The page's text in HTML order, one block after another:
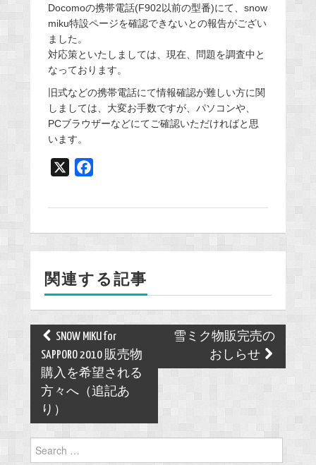
Docomoの携帯電話(F902以前の型番)にて、snow
miku特設ページを確認できないとの報告がござい
ました。
対応策といたしましては、現在、問題を調査中と
なっております。
旧式などの携帯電話にて情報確認が難しい方に関
しましては、大変お手数ですが、パソコンや、
PCブラウザーなどにてご確認いただければと思
います。
o
k
関連する記事
Post
navigation
SNOW MIKU for
SAPPORO 2010 販売物
購入を希望される
方々へ（追記あ
り）
雪ミク物販完売の
おしらせ
Search
for: